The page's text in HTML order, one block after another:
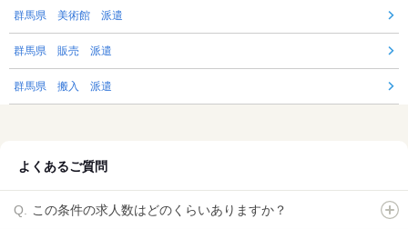
群馬県 美術館 派遣
群馬県 販売 派遣
群馬県 搬入 派遣
よくあるご質問
この条件の求人数はどのくらいありますか？